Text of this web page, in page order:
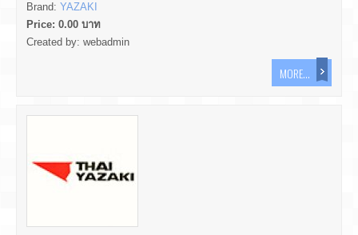
Brand: YAZAKI
Price: 0.00 บาท
Created by: webadmin
MORE...